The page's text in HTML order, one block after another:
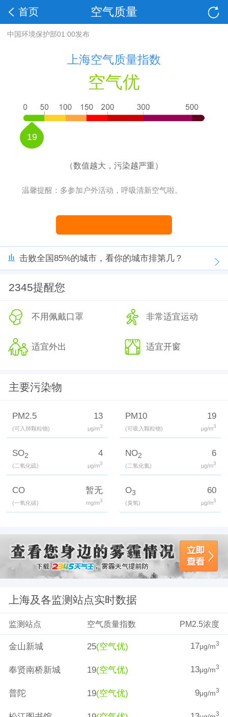
空气质量
首页
中国环境保护部01:00发布
上海空气质量指数
空气优
19
（数值越大，污染越严重）
温馨提醒：多参加户外活动，呼吸清新空气啦。
击败全国85%的城市，看你的城市排第几？
2345提醒您
不用佩戴口罩 非常适宜运动
适宜外出 适宜开窗
主要污染物
PM2.5
(可入肺颗粒物)
13
μg/m3
PM10
(可吸入颗粒物)
19
μg/m3
SO2
(二氧化硫)
4
μg/m3
NO2
(二氧化氮)
6
μg/m3
CO
(一氧化碳)
暂无
mg/m3
O3
(臭氧)
60
μg/m3
上海及各监测站点实时数据
监测站点 空气质量指数 PM2.5浓度
金山新城 25(空气优) 17μg/m3
奉贤南桥新城 19(空气优) 13μg/m3
普陀 19(空气优) 9μg/m3
3